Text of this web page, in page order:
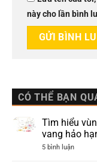
CÓ THỂ BẠN
Tìm hiểu
vang hảo
5 bình luậnở
này cho lần bình